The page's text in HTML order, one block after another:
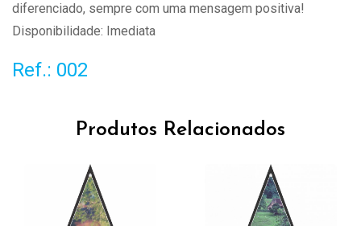
diferenciado, sempre com uma mensagem positiva!
Disponibilidade: Imediata
Ref.: 002
Produtos Relacionados